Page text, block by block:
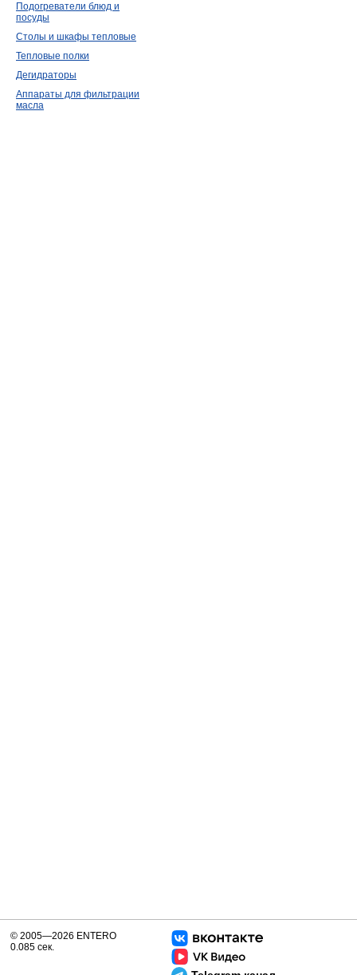
Подогреватели блюд и
посуды
Столы и шкафы тепловые
Тепловые полки
Дегидраторы
Аппараты для фильтрации
масла
© 2005—2026 ENTERO
0.085 сек.